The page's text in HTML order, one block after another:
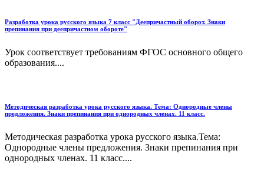
Разработка урока русского языка 7 класс "Деепричастный оборот. Знаки
препинания при деепричастном обороте"
Урок соответствует требованиям ФГОС основного общего
образования....
Методическая разработка урока русского языка. Тема: Однородные члены
предложения. Знаки препинания при однородных членах. 11 класс.
Методическая разработка урока русского языка.Тема:
Однородные члены предложения. Знаки препинания при
однородных членах. 11 класс....